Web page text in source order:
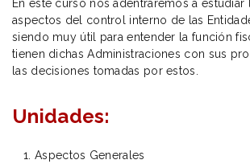
En este curso nos adentraremos a
aspectos del control interno de las
siendo muy útil para entender la función
tienen dichas Administraciones con sus
las decisiones tomadas por estos.
Unidades:
Aspectos Generales